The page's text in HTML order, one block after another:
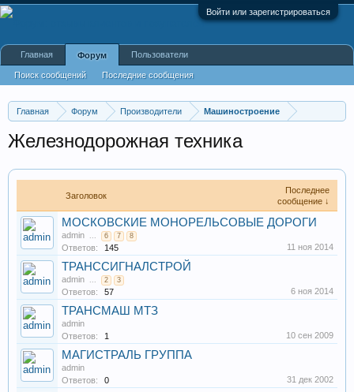
Войти или зарегистрироваться
Главная Форум Производители Машиностроение
Железнодорожная техника
Заголовок
Последнее
сообщение ↓
МОСКОВСКИЕ МОНОРЕЛЬСОВЫЕ ДОРОГИ
admin ... 6 7 8
Ответов: 145 11 ноя 2014
ТРАНССИГНАЛСТРОЙ
admin ... 2 3
Ответов: 57 6 ноя 2014
ТРАНСМАШ МТЗ
admin
Ответов:
1 10 сен 2009
МАГИСТРАЛЬ ГРУППА
admin
Ответов:
0 31 дек 2002
Главная Форум
Поиск сообщений Последние сообщения
Пользователи